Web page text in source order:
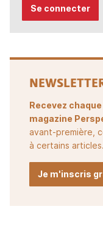
Se connecter
Recevez
magazine
avant-première,
à certains
Je m'inscris